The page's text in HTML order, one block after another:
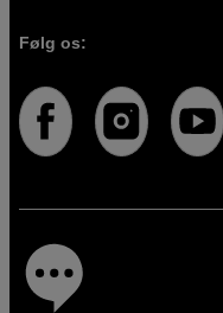
Følg os: